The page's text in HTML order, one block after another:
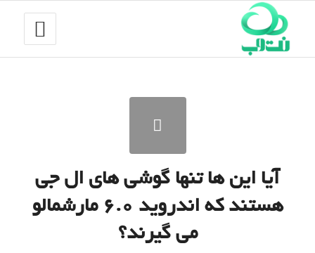
آیا این ها تنها گوشی های ال جی
هستند که اندروید ۶.۰ مارشمالو
می گیرند؟